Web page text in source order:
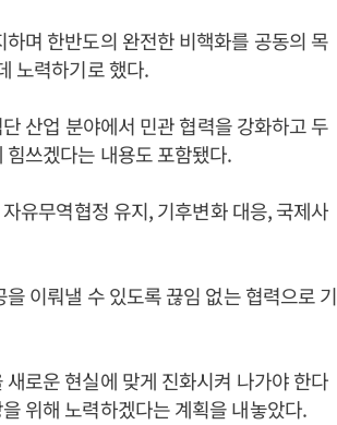
며 한반도의 완전한 비핵화를 공동의 목
노력하기로 했다.
산업 분야에서 민관 협력을 강화하고 두
쓰겠다는 내용도 포함됐다.
유무역협정 유지, 기후변화 대응, 국제사
이뤄낼 수 있도록 끊임 없는 협력으로 기
로운 현실에 맞게 진화시켜 나가야 한다
위해 노력하겠다는 계획을 내놓았다.